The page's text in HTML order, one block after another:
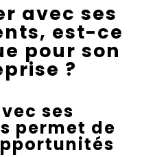
avec ses
est-ce
pour son
?
ses
permet de